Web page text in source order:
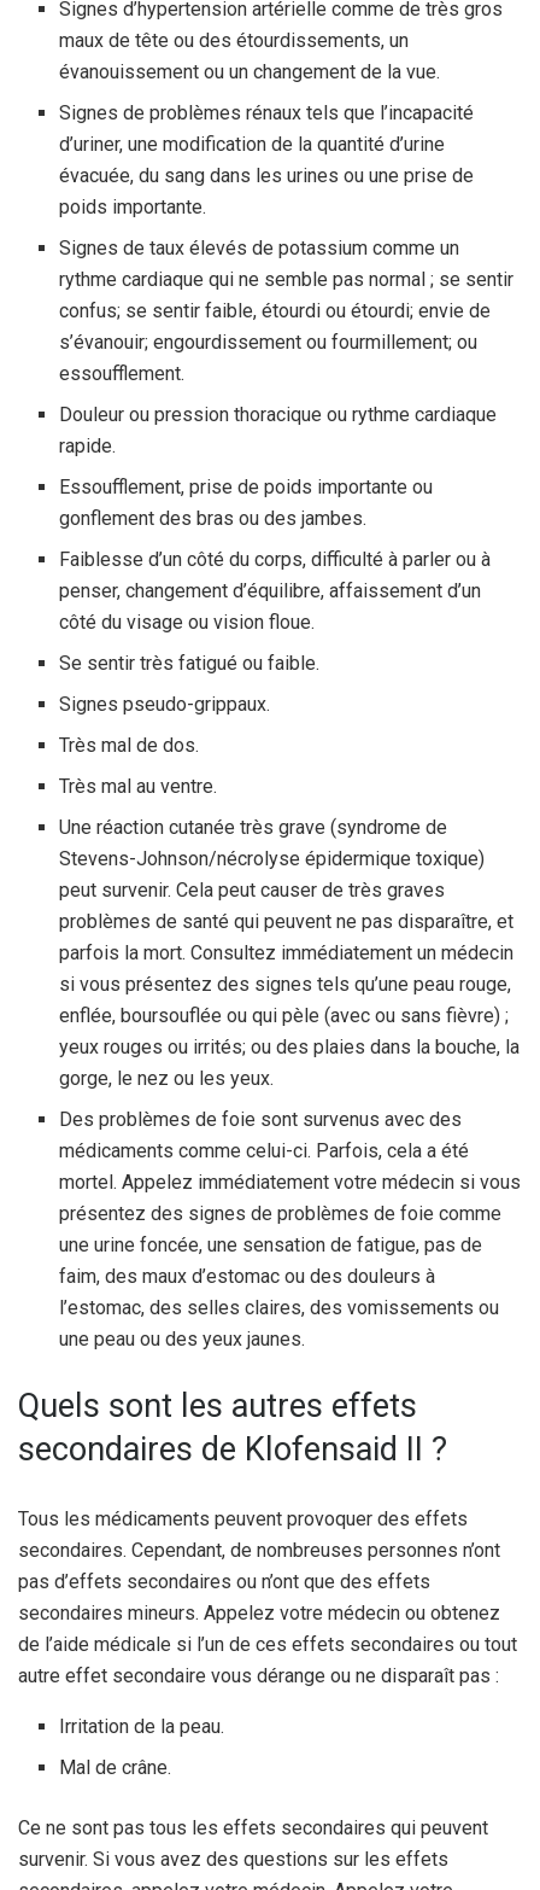
Signes d’hypertension artérielle comme de très gros
maux de tête ou des étourdissements, un
évanouissement ou un changement de la vue.
Signes de problèmes rénaux tels que l’incapacité
d’uriner, une modification de la quantité d’urine
évacuée, du sang dans les urines ou une prise de
poids importante.
Signes de taux élevés de potassium comme un
rythme cardiaque qui ne semble pas normal ; se sentir
confus; se sentir faible, étourdi ou étourdi; envie de
s’évanouir; engourdissement ou fourmillement; ou
essoufflement.
Douleur ou pression thoracique ou rythme cardiaque
rapide.
Essoufflement, prise de poids importante ou
gonflement des bras ou des jambes.
Faiblesse d’un côté du corps, difficulté à parler ou à
penser, changement d’équilibre, affaissement d’un
côté du visage ou vision floue.
Se sentir très fatigué ou faible.
Signes pseudo-grippaux.
Très mal de dos.
Très mal au ventre.
Une réaction cutanée très grave (syndrome de
Stevens-Johnson/nécrolyse épidermique toxique)
peut survenir. Cela peut causer de très graves
problèmes de santé qui peuvent ne pas disparaître, et
parfois la mort. Consultez immédiatement un médecin
si vous présentez des signes tels qu’une peau rouge,
enflée, boursouflée ou qui pèle (avec ou sans fièvre) ;
yeux rouges ou irrités; ou des plaies dans la bouche, la
gorge, le nez ou les yeux.
Des problèmes de foie sont survenus avec des
médicaments comme celui-ci. Parfois, cela a été
mortel. Appelez immédiatement votre médecin si vous
présentez des signes de problèmes de foie comme
une urine foncée, une sensation de fatigue, pas de
faim, des maux d’estomac ou des douleurs à
l’estomac, des selles claires, des vomissements ou
une peau ou des yeux jaunes.
Quels sont les autres effets
secondaires de Klofensaid II ?
Tous les médicaments peuvent provoquer des effets
secondaires. Cependant, de nombreuses personnes n’ont
pas d’effets secondaires ou n’ont que des effets
secondaires mineurs. Appelez votre médecin ou obtenez
de l’aide médicale si l’un de ces effets secondaires ou tout
autre effet secondaire vous dérange ou ne disparaît pas :
Irritation de la peau.
Mal de crâne.
Ce ne sont pas tous les effets secondaires qui peuvent
survenir. Si vous avez des questions sur les effets